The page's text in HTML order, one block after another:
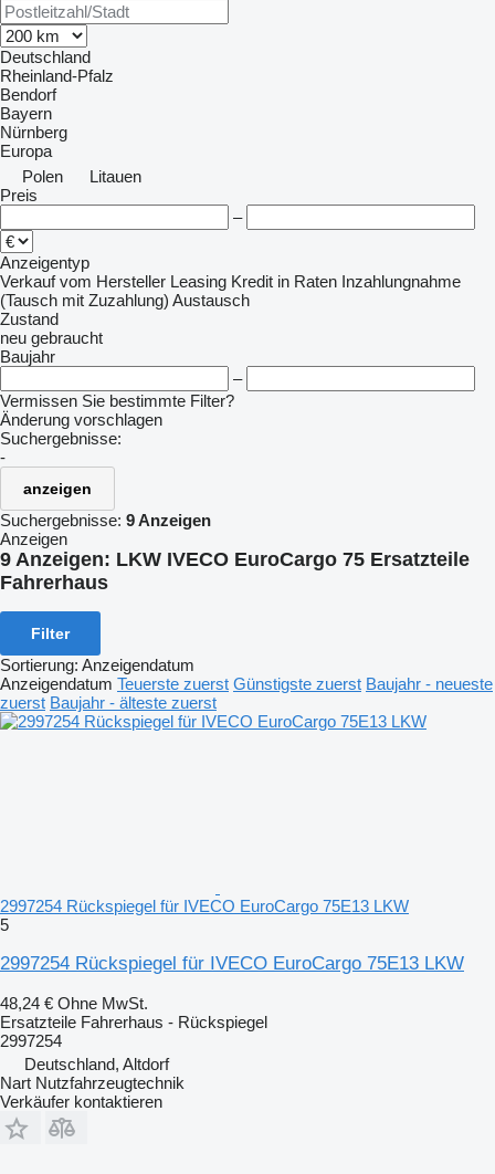
Deutschland
Rheinland-Pfalz
Bendorf
Bayern
Nürnberg
Europa
Polen
Litauen
Preis
–
Anzeigentyp
Verkauf vom Hersteller Leasing Kredit in Raten Inzahlungnahme
(Tausch mit Zuzahlung) Austausch
Zustand
neu gebraucht
Baujahr
–
Vermissen Sie bestimmte Filter?
Änderung vorschlagen
Suchergebnisse:
-
anzeigen
Suchergebnisse: 9 Anzeigen
Anzeigen
9 Anzeigen: LKW IVECO EuroCargo 75 Ersatzteile
Fahrerhaus
Filter
Sortierung: Anzeigendatum
Anzeigendatum Teuerste zuerst Günstigste zuerst Baujahr - neueste
zuerst Baujahr - älteste zuerst
2997254 Rückspiegel für IVECO EuroCargo 75E13 LKW
5
2997254 Rückspiegel für IVECO EuroCargo 75E13 LKW
48,24 € Ohne MwSt.
Ersatzteile Fahrerhaus - Rückspiegel
2997254
Deutschland, Altdorf
Nart Nutzfahrzeugtechnik
Verkäufer kontaktieren